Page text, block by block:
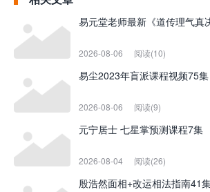
易元堂老师最新《道传理气真
2026-08-06 阅读(10)
易尘2023年盲派课程视频75集
2026-08-06 阅读(9)
元宁居士 七星掌预测课程7集
2026-08-04 阅读(26)
殷浩然面相+改运相法指南41